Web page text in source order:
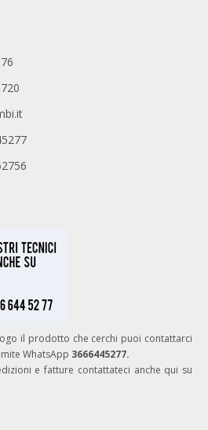
il prodotto che cerchi puoi contattarci
WhatsApp 3666445277.
e fatture contattateci anche qui su